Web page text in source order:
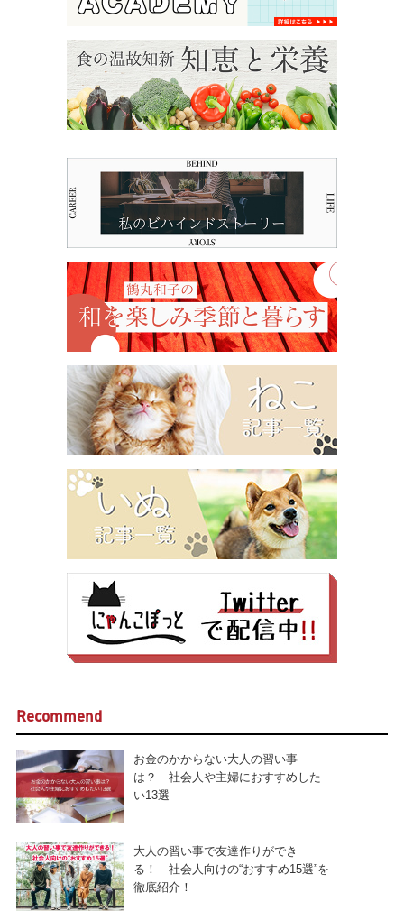
Recommend
お金のかからない大人の習い事
は？ 社会人や主婦におすすめした
い13選
大人の習い事で友達作りができ
る！ 社会人向けの“おすすめ15選”を
徹底紹介！